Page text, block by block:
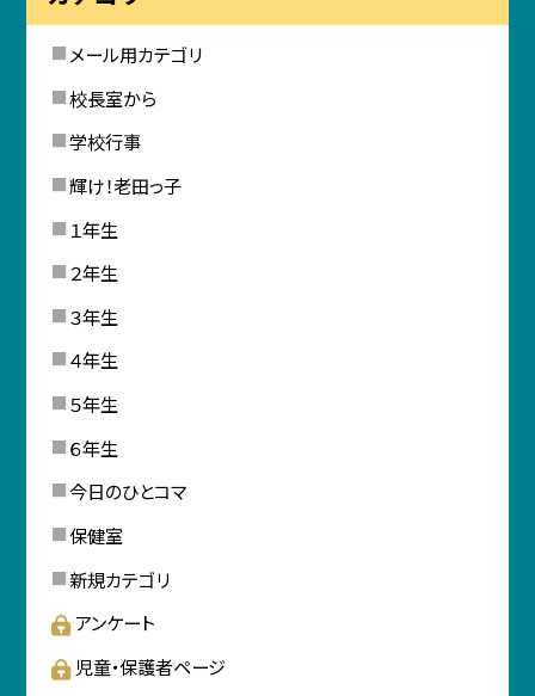
メール用カテゴリ
校長室から
学校行事
輝け！老田っ子
１年生
２年生
３年生
４年生
５年生
６年生
今日のひとコマ
保健室
新規カテゴリ
アンケート
児童・保護者ページ